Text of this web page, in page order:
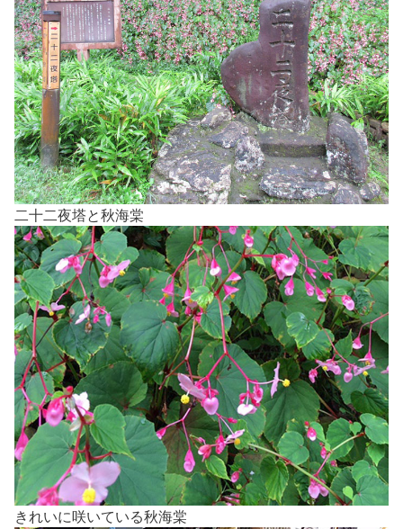
二十二夜塔と秋海棠
きれいに咲いている秋海棠